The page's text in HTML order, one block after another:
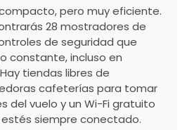
pero muy eficiente.
28 mostradores de
de seguridad que
constante, incluso en
tiendas libres de
cafeterías para tomar
del vuelo y un Wi-Fi gratuito
siempre conectado.